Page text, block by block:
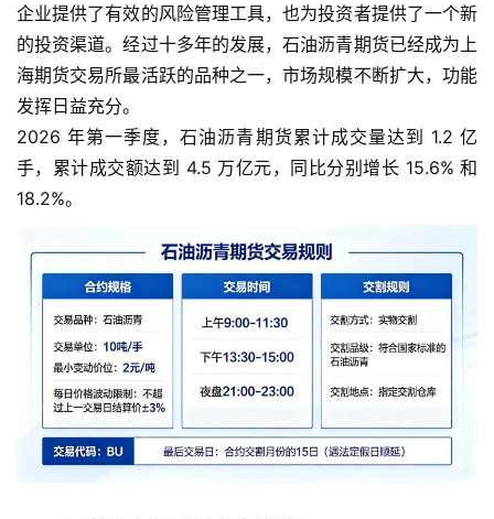
企业提供了有效的风险管理工具，也为投资者提供了一个新
的投资渠道。经过十多年的发展，石油沥青期货已经成为上
海期货交易所最活跃的品种之一，市场规模不断扩大，功能
发挥日益充分。
2026 年第一季度，石油沥青期货累计成交量达到 1.2 亿
手，累计成交额达到 4.5 万亿元，同比分别增长 15.6% 和
18.2%。